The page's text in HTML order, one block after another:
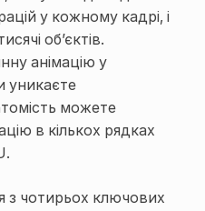
у кожному кадрі, і
об’єктів.
анімацію у
уникаєте
можете
в кількох рядках
з чотирьох ключових